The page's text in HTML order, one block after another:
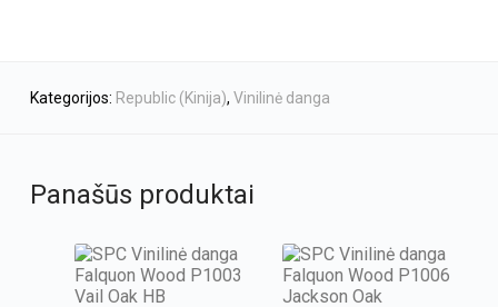
Kategorijos: Republic (Kinija), Vinilinė danga
Panašūs produktai